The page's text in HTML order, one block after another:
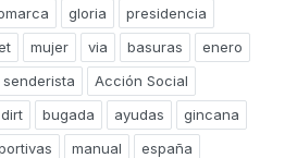
gloria
presidencia
mujer via basuras
enero
senderista
Acción Social
dirt bugada ayudas
gincana
manual
españa